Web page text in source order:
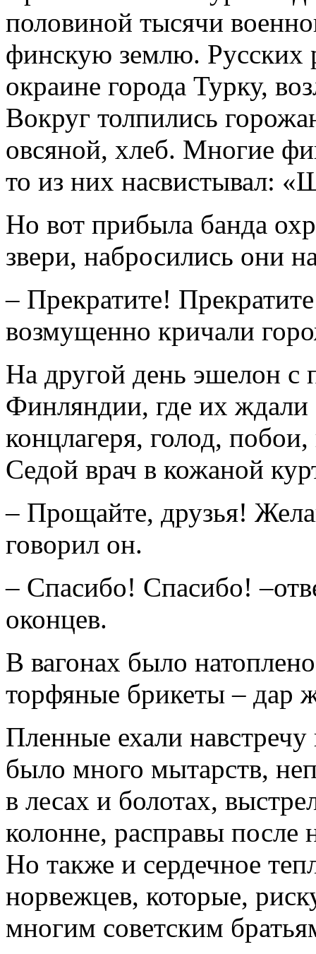
половиной тысячи
финскую землю. Русских
окраине города Турку,
Вокруг толпились
овсяной, хлеб. Многие
то из них насвистывал:
Но вот прибыла банда
звери, набросились они
– Прекратите!
возмущенно кричали
На другой день эшелон с
Финляндии, где их ждали
концлагеря, голод, побои,
Седой врач в кожаной
– Прощайте, друзья!
говорил он.
– Спасибо! Спасибо!
оконцев.
В вагонах было
торфяные брикеты – дар
Пленные ехали
было много мытарств,
в лесах и болотах,
колонне, расправы после
Но также и сердечное
норвежцев, которые,
многим советским